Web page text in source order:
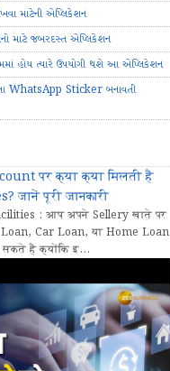
માટેની એપ્લિકેશન
માટે જબરદસ્ત એપ્લિકેશન
હોય ત્યારે ઉપયોગી થશે આ એપ્લિકેશન
WhatsApp Sticker બનાવતી
पर क्या क्या मिलती हैं
जानें पूरी जानकारी
: आप अपने Sellery खाते पर
Car Loan, या Home Loan
हैं क्योंकि इ...